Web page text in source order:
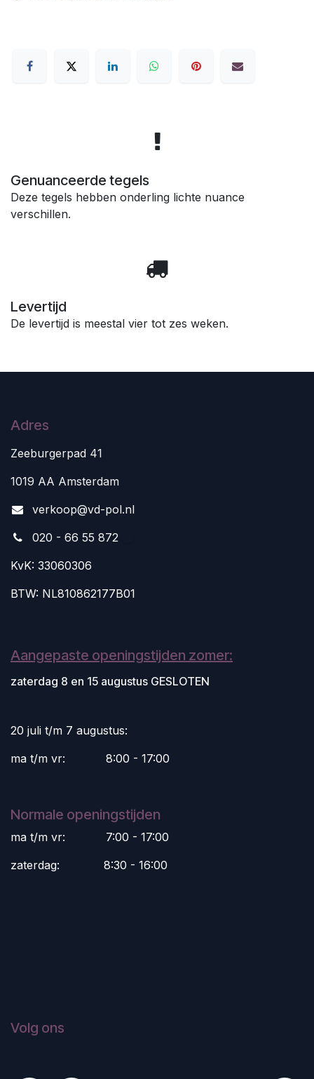
Genuanceerde tegels
Deze tegels hebben onderling lichte nuance
verschillen.
Levertijd
De levertijd is meestal vier tot zes weken.
Adres
Zeeburgerpad 41
1019 AA Amsterdam
verkoop@vd-pol.nl
020 - 66 55 872
KvK: 33060306
BTW: NL810862177B01
Aangepaste openingstijden zomer:
zaterdag 8 en 15 augustus GESLOTEN
20 juli t/m 7 augustus:
ma t/m vr:
​8:00 - 17:00
Normale openingstijden
ma t/m vr:
​7:00 - 17:00
zaterdag:
​8:30 - 16:00
Volg ons